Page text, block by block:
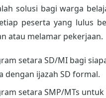
solusi bagi warga
peserta yang lulus
atau melamar pekerjaan.
setara SD/MI bagi
dengan ijazah SD formal.
setara SMP/MTs